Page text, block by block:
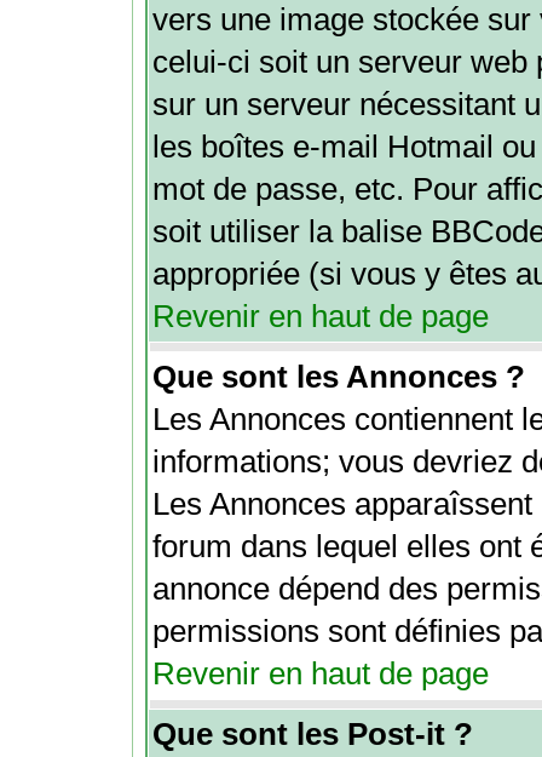
vers une image stockée
celui-ci soit un serveur
sur un serveur nécessitant
les boîtes e-mail Hotmail
mot de passe, etc. Pour
soit utiliser la balise
appropriée (si vous y êtes
Revenir en haut de page
Que sont les Annonces ?
Les Annonces contiennent
informations; vous devriez
Les Annonces
forum dans lequel elles ont
annonce dépend des
permissions sont définies
Revenir en haut de page
Que sont les Post-it ?